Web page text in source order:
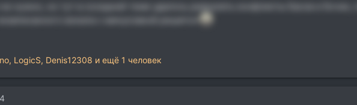
не нужно, но тут в соседней теме удалось разрулить конфликты басов и бочек,
, LogicS, Denis12308 и ещё 1 человек